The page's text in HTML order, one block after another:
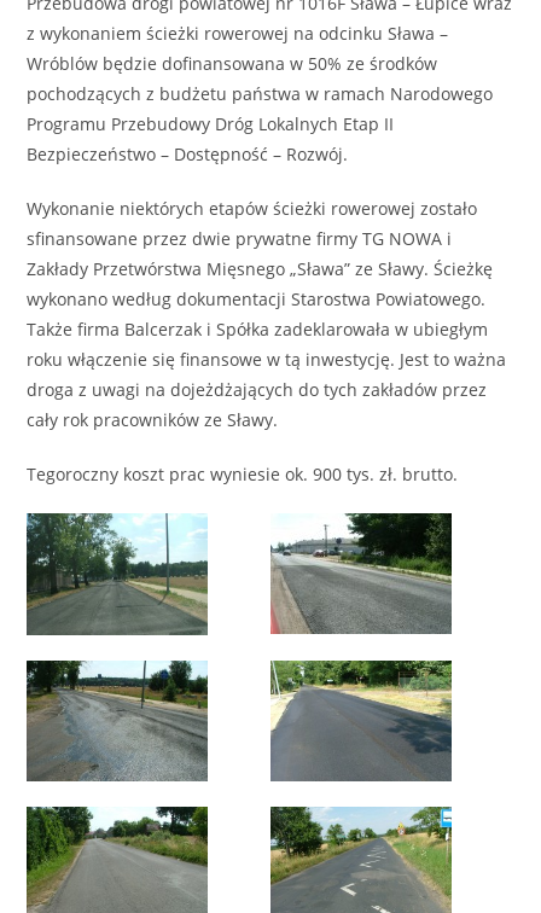
z wykonaniem ścieżki rowerowej na odcinku Sława –
Wróblów będzie dofinansowana w 50% ze środków
pochodzących z budżetu państwa w ramach Narodowego
Programu Przebudowy Dróg Lokalnych Etap II
Bezpieczeństwo – Dostępność – Rozwój.
Wykonanie niektórych etapów ścieżki rowerowej zostało
sfinansowane przez dwie prywatne firmy TG NOWA i
Zakłady Przetwórstwa Mięsnego „Sława” ze Sławy. Ścieżkę
wykonano według dokumentacji Starostwa Powiatowego.
Także firma Balcerzak i Spółka zadeklarowała w ubiegłym
roku włączenie się finansowe w tą inwestycję. Jest to ważna
droga z uwagi na dojeżdżających do tych zakładów przez
cały rok pracowników ze Sławy.
Tegoroczny koszt prac wyniesie ok. 900 tys. zł. brutto.